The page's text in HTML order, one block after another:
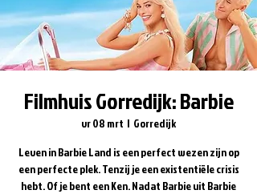
Filmhuis Gorredijk: Barbie
vr 08 mrt
  |
Gorredijk
Leven in Barbie Land is een perfect wezen zijn op
een perfecte plek. Tenzij je een existentiële crisis
hebt. Of je bent een Ken. Nadat Barbie uit Barbie